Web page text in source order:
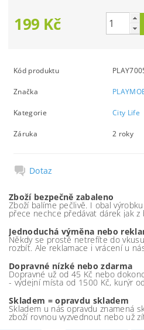
199 Kč
Kód produktu
Značka
Kategorie City Life
Záruka 2 roky
Dotaz
Zboží bezpečně zabaleno
Zboží balíme pečlivě. I obal
přece nechce předávat dárek jak z
Jednoduchá výměna nebo
Někdy se prostě netrefíte do
rozbít. Ale reklamace i vrácení u
Dopravné nízké nebo zdarma
Dopravné už od 45 Kč nebo
- výdejní místa od 1500 Kč, kurýr
Skladem = opravdu skladem
Skladem u nás opravdu znamená
zboží rovnou vyzvednout nebo už